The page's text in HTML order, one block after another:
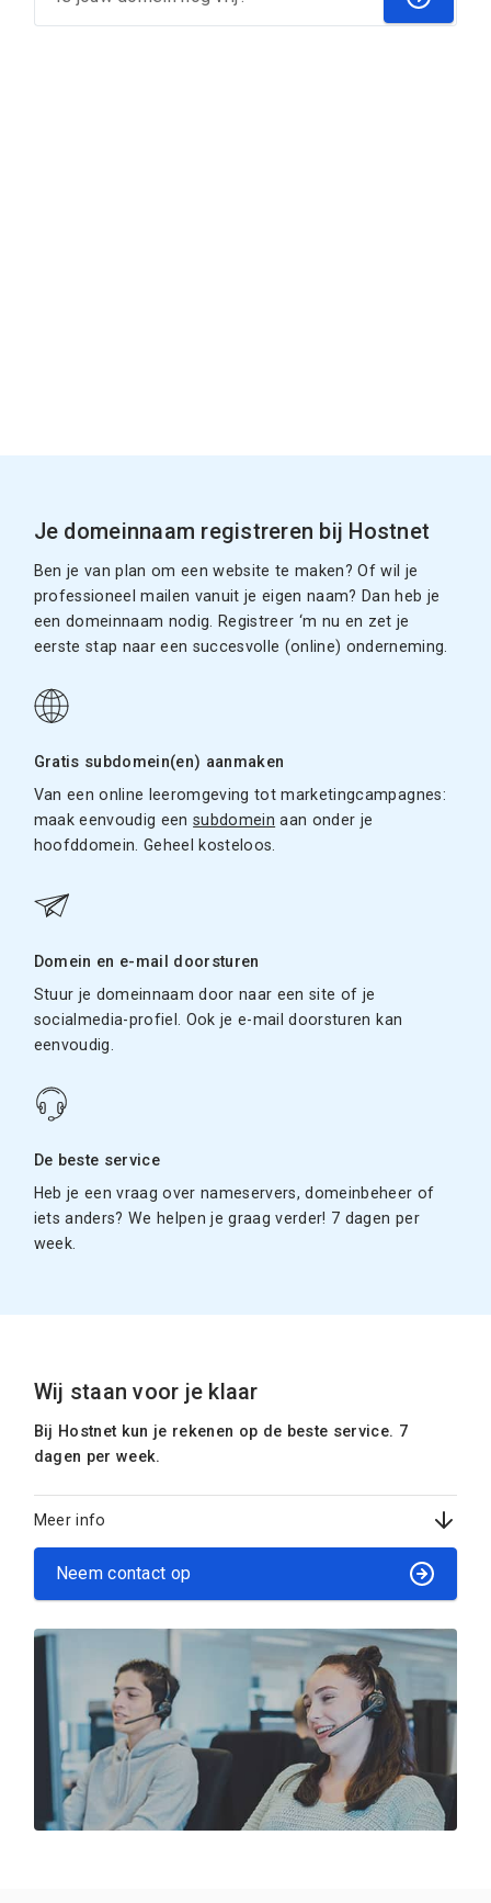
Je domeinnaam registreren bij Hostnet
Ben je van plan om een website te maken? Of wil je
professioneel mailen vanuit je eigen naam? Dan heb je
een domeinnaam nodig. Registreer ‘m nu en zet je
eerste stap naar een succesvolle (online) onderneming.
Gratis subdomein(en) aanmaken
Van een online leeromgeving tot marketingcampagnes:
maak eenvoudig eensubdomein aan onder je
hoofddomein. Geheel kosteloos.
Domein en e-mail doorsturen
Stuur je domeinnaam door naar een site of je
socialmedia-profiel. Ook je e-mail doorsturen kan
eenvoudig.
De beste service
Heb je een vraag over nameservers, domeinbeheer of
iets anders? We helpen je graag verder! 7 dagen per
week.
Wij staan voor je klaar
Bij Hostnet kun je rekenen op de beste service. 7
dagen per week.
Meer info
Neem contact op